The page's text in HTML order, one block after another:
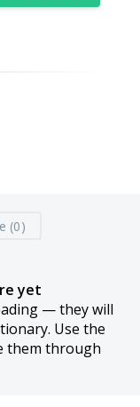
(0)
yet
— they will
Use the
them through